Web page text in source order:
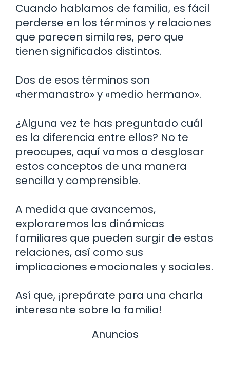
Cuando hablamos de familia, es fácil
perderse en los términos y relaciones
que parecen similares, pero que
tienen significados distintos.
Dos de esos términos son
«hermanastro» y «medio hermano».
¿Alguna vez te has preguntado cuál
es la diferencia entre ellos? No te
preocupes, aquí vamos a desglosar
estos conceptos de una manera
sencilla y comprensible.
A medida que avancemos,
exploraremos las dinámicas
familiares que pueden surgir de estas
relaciones, así como sus
implicaciones emocionales y sociales.
Así que, ¡prepárate para una charla
interesante sobre la familia!
Anuncios